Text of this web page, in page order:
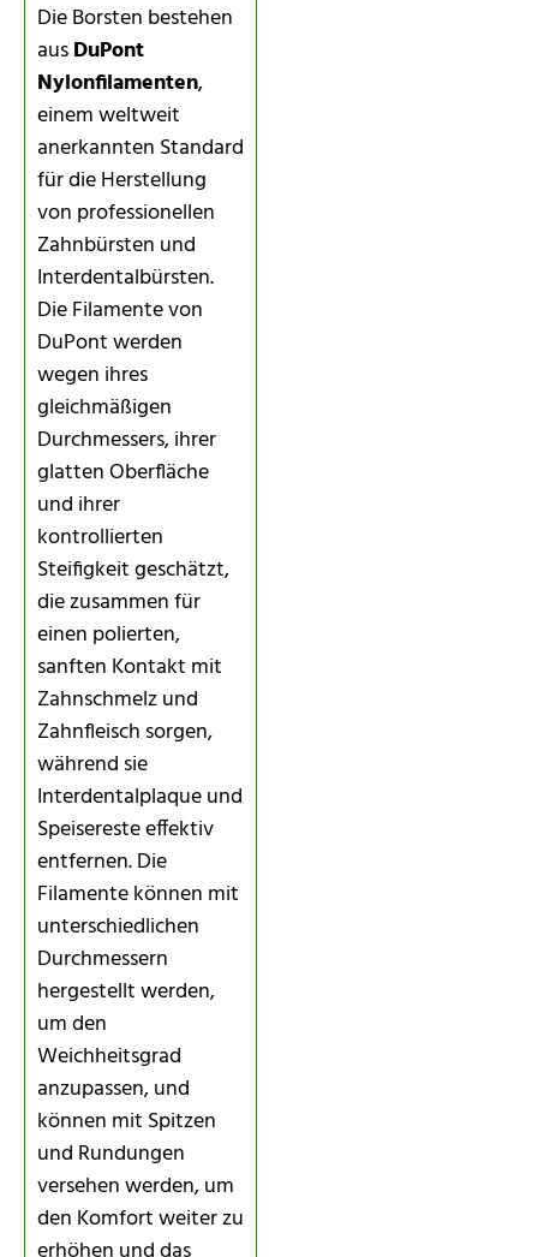
Die Borsten bestehen
ausDuPont
Nylonfilamenten,
einem weltweit
anerkannten Standard
für die Herstellung
von professionellen
Zahnbürsten und
Interdentalbürsten.
Die Filamente von
DuPont werden
wegen ihres
gleichmäßigen
Durchmessers, ihrer
glatten Oberfläche
und ihrer
kontrollierten
Steifigkeit geschätzt,
die zusammen für
einen polierten,
sanften Kontakt mit
Zahnschmelz und
Zahnfleisch sorgen,
während sie
Interdentalplaque und
Speisereste effektiv
entfernen. Die
Filamente können mit
unterschiedlichen
Durchmessern
hergestellt werden,
um den
Weichheitsgrad
anzupassen, und
können mit Spitzen
und Rundungen
versehen werden, um
den Komfort weiter zu